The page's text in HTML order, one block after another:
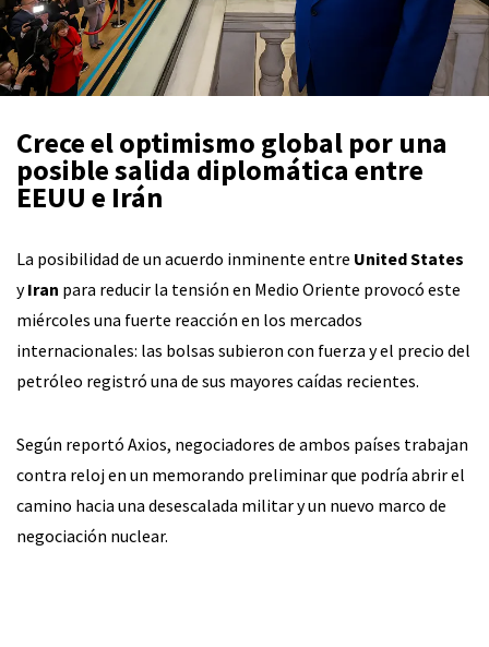
Crece el optimismo global por una
posible salida diplomática entre
EEUU e Irán
La posibilidad de un acuerdo inminente entre United States
yIran para reducir la tensión en Medio Oriente provocó este
miércoles una fuerte reacción en los mercados
internacionales: las bolsas subieron con fuerza y el precio del
petróleo registró una de sus mayores caídas recientes.
Según reportó Axios, negociadores de ambos países trabajan
contra reloj en un memorando preliminar que podría abrir el
camino hacia una desescalada militar y un nuevo marco de
negociación nuclear.